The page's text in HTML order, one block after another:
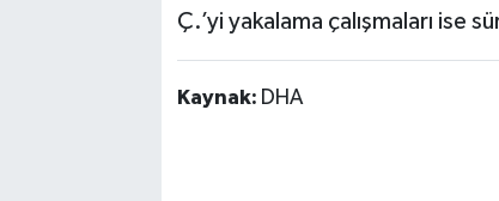
Ç.’yi yakalama çalışmaları ise
Kaynak: DHA